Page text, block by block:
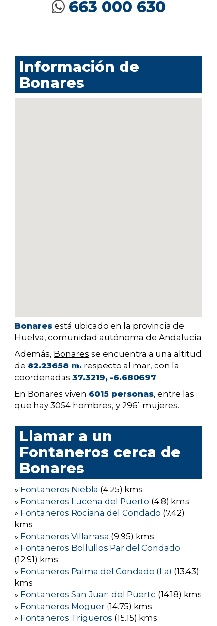
663 000 630
Información de
Bonares
Bonares está ubicado en la provincia de
Huelva, comunidad autónoma de Andalucía
Además, Bonares se encuentra a una altitud
de 82.23658 m. respecto al mar, con la
coordenadas 37.3219, -6.680697
En Bonares viven 6015 personas, entre las
que hay 3054 hombres, y 2961 mujeres.
Llamar a un
Fontaneros cerca de
Bonares
» Fontaneros Niebla (4.25) kms
» Fontaneros Lucena del Puerto (4.8) kms
» Fontaneros Rociana del Condado (7.42)
kms
» Fontaneros Villarrasa (9.95) kms
» Fontaneros Bollullos Par del Condado
(12.91) kms
» Fontaneros Palma del Condado (La) (13.43)
kms
» Fontaneros San Juan del Puerto (14.18) kms
» Fontaneros Moguer (14.75) kms
» Fontaneros Trigueros (15.15) kms